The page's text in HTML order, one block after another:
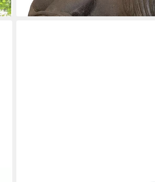
lieferbar - in 6-8 Werktagen bei dir